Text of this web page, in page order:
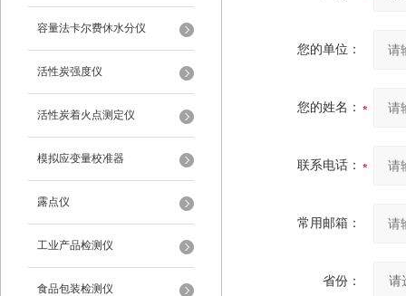
容量法卡尔费休水分仪
活性炭强度仪
活性炭着火点测定仪
模拟应变量校准器
露点仪
工业产品检测仪
食品包装检测仪
您的单位：
您的姓名：
联系电话：
常用邮箱：
省份：